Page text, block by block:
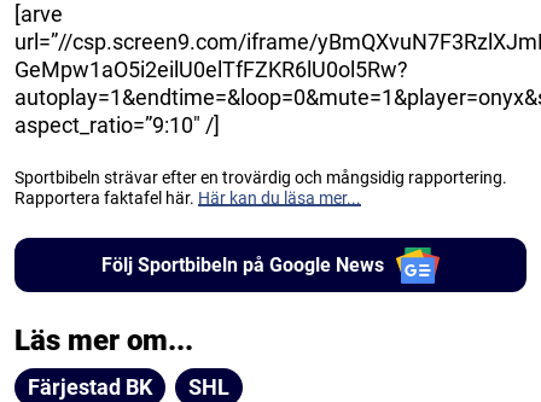
[arve
url=”//csp.screen9.com/iframe/
GeMpw1aO5i2eilU0elTfFZKR6lU0ol5Rw?
aspect_ratio=”9:10″ /]
Sportbibeln strävar efter en trovärdig och mångsidig rapportering.
Rapportera faktafel här. Här kan du läsa mer...
Följ Sportbibeln på Google News
Läs mer om...
Färjestad BK SHL